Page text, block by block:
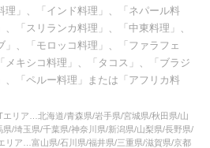
理」、「インド料理」、「ネパール料
「スリランカ料理」、「中東料理」、
」、「モロッコ料理」、「ファラフェ
メキシコ料理」、「タコス」、「ブラジ
、「ペルー料理」または「アフリカ料
リア…北海道/青森県/岩手県/宮城県/秋田県/山
/埼玉県/千葉県/神奈川県/新潟県/山梨県/長野県/
リア…富山県/石川県/福井県/三重県/滋賀県/京都